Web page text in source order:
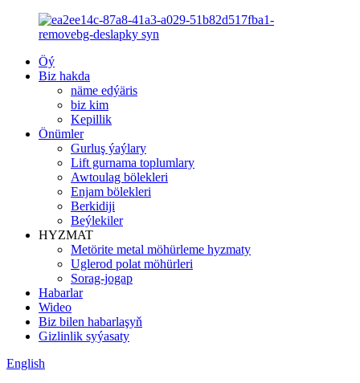
Öý
Biz hakda
näme edýäris
biz kim
Kepillik
Önümler
Gurluş ýaýlary
Lift gurnama toplumlary
Awtoulag bölekleri
Enjam bölekleri
Berkidiji
Beýlekiler
HYZMAT
Metörite metal möhürleme hyzmaty
Uglerod polat möhürleri
Sorag-jogap
Habarlar
Wideo
Biz bilen habarlaşyň
Gizlinlik syýasaty
English